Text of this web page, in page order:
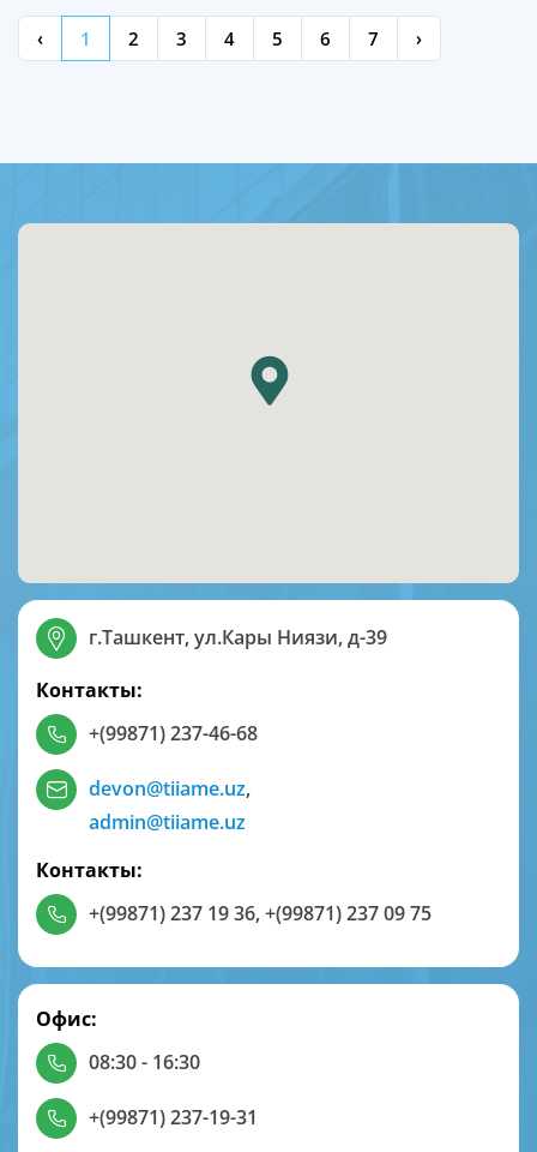
‹ 1 2 3 4 5 6 7 ›
г.Ташкент, ул.Кары Ниязи, д-39
Контакты:
+(99871) 237-46-68
devon@tiiame.uz,
admin@tiiame.uz
Контакты:
+(99871) 237 19 36,+(99871) 237 09 75
Офис:
08:30 - 16:30
+(99871) 237-19-31